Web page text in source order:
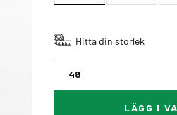
Hitta din storlek
48
LÄGG I